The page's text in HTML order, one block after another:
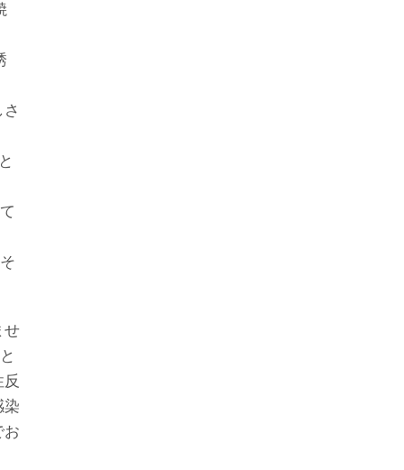
せ
染
お